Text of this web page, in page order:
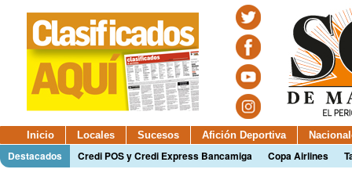
Inicio Locales Sucesos Afición Deportiva
Destacados Credi POS y Credi Express Bancamiga Copa Airlines